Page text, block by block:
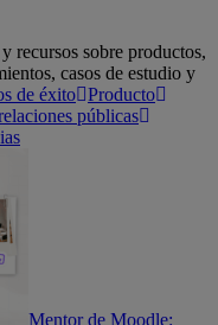
recursos sobre productos,
casos de estudio y
de éxito Producto
públicas
Mentor de Moodle: